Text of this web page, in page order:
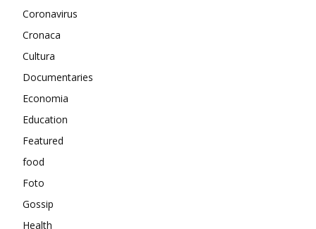
Coronavirus
Cronaca
Cultura
Documentaries
Economia
Education
Featured
food
Foto
Gossip
Health